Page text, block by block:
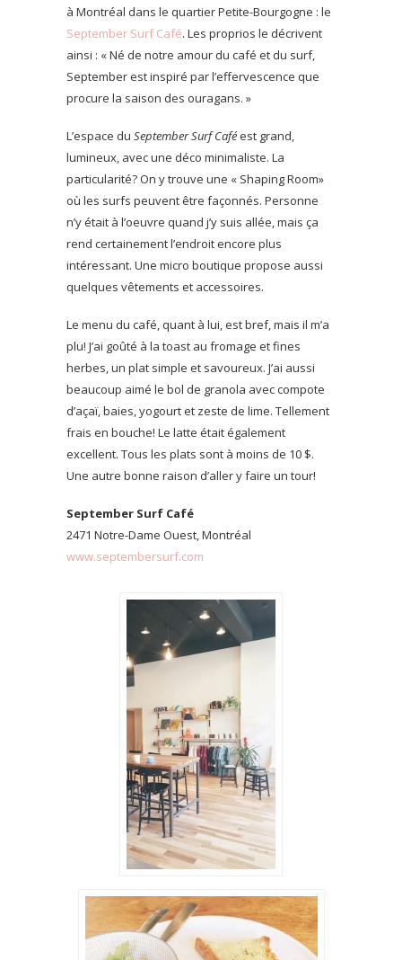
à Montréal dans le quartier Petite-Bourgogne : le
September Surf Café. Les proprios le décrivent
ainsi : « Né de notre amour du café et du surf,
September est inspiré par l’effervescence que
procure la saison des ouragans. »
L’espace du September Surf Caféest grand,
lumineux, avec une déco minimaliste. La
particularité? On y trouve une « Shaping Room»
où les surfs peuvent être façonnés. Personne
n’y était à l’oeuvre quand j’y suis allée, mais ça
rend certainement l’endroit encore plus
intéressant. Une micro boutique propose aussi
quelques vêtements et accessoires.
Le menu du café, quant à lui, est bref, mais il m’a
plu! J’ai goûté à la toast au fromage et fines
herbes, un plat simple et savoureux. J’ai aussi
beaucoup aimé le bol de granola avec compote
d’açaï, baies, yogourt et zeste de lime. Tellement
frais en bouche! Le latte était également
excellent. Tous les plats sont à moins de 10 $.
Une autre bonne raison d’aller y faire un tour!
September Surf Café
2471 Notre-Dame Ouest, Montréal
www.septembersurf.com